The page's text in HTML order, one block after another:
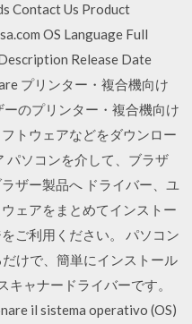
Contact Us Product
OS Language Full
Release Date
プリンター・複合機向け
のプリンター・複合機向け
トウェアなどをダウンロー
パソコンを介して、ブラザ
ザー製品へ ドライバー、ユ
ェアをまとめてインストー
ご利用ください。 パソコン
けで、簡単にインストール
ャナードライバーです。
il sistema operativo (OS)